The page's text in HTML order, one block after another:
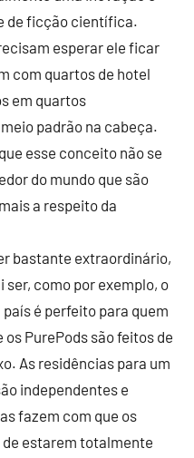
de ficção científica.
esperar ele ficar
com quartos de hotel
em quartos
padrão na cabeça.
esse conceito não se
do mundo que são
a respeito da
bastante extraordinário,
como por exemplo, o
país é perfeito para quem
os PurePods são feitos de
As residências para um
independentes e
fazem com que os
de estarem totalmente